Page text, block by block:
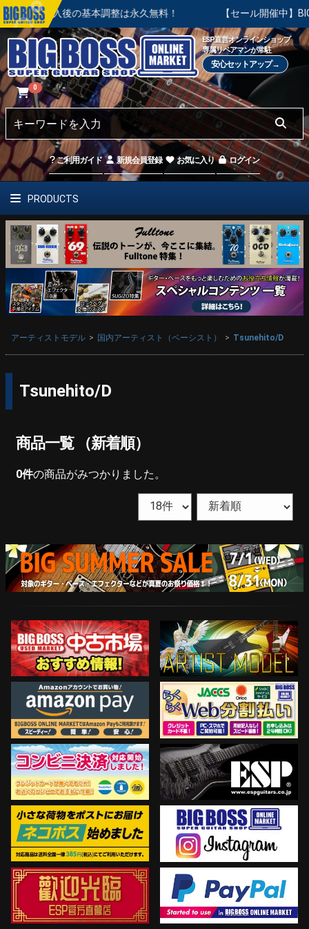
購入後の基本調整は永久無料！ 【セール開催中】BIG
ESP直営オンラインショップ
専属リペアマンが常駐
安心セットアップ→
0
ご利用ガイド 新規会員登録 お気に入り ログイン
PRODUCTS
アーティストモデル 国内アーティスト（ベーシスト） Tsunehito/D
Tsunehito/D
商品一覧 （新着順）
0件の商品がみつかりました。